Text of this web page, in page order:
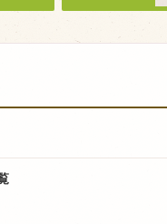
と観光展「第
大物産展」
展